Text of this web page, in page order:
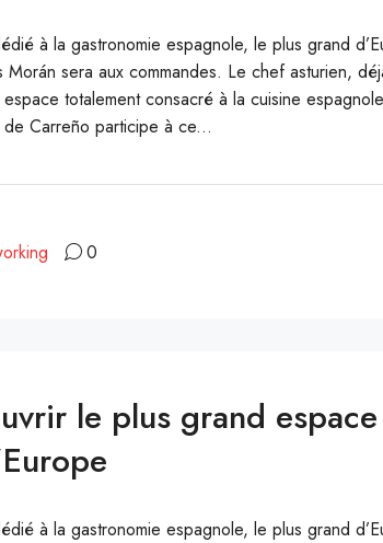
à la gastronomie espagnole, le plus grand
sera aux commandes. Le chef asturien,
totalement consacré à la cuisine
Carreño participe à ce...
0
le plus grand
à la gastronomie espagnole, le plus grand